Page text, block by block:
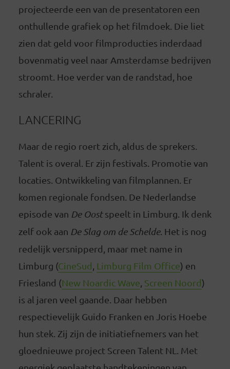
projecteerde een van de presentatoren een
onthullende grafiek op het filmdoek. Die liet
zien dat geld voor filmproducties inderdaad
bovenmatig veel naar Amsterdamse bedrijven
stroomt. Hoe verder van de randstad, hoe
schraler.
LANCERING
Maar de regio roert zich, aldus de sprekers.
Talent is overal. Er zijn festivals. Promotie van
locaties. Ontwikkeling van filmplannen. Er
komen regionale fondsen. De Nederlandse
episode van De Oostspeelt in Limburg. Ik denk
zelf ook aan De Slag om de Schelde. Het is nog
redelijk versnipperd, maar met name in
Limburg (CineSud Limburg Film Office) en
Friesland (New Noardic Wave Screen Noord)
is al jaren veel gaande. Daar hebben
respectievelijk Guido Franken en Joris Hoebe
hun stek. Zij zijn de initiatiefnemers van het
gloednieuwe project Screen Talent NL. Met